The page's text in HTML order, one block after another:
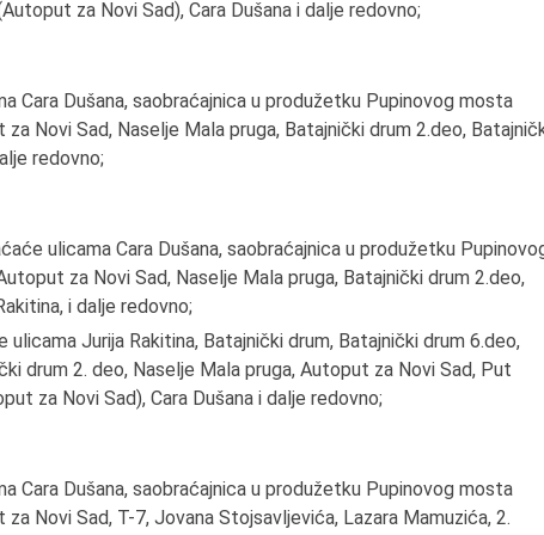
za Novi Sad), Cara Dušana i dalje redovno;
Cara Dušana, saobraćajnica u produžetku Pupinovog mosta
Novi Sad, Naselje Mala pruga, Batajnički drum 2.deo,
redovno;
ulicama Cara Dušana, saobraćajnica u produžetku
za Novi Sad, Naselje Mala pruga, Batajnički drum 2.deo,
i dalje redovno;
ulicama Jurija Rakitina, Batajnički drum, Batajnički drum 6.deo,
drum 2. deo, Naselje Mala pruga, Аutoput za Novi Sad, Put
za Novi Sad), Cara Dušana i dalje redovno;
Cara Dušana, saobraćajnica u produžetku Pupinovog mosta
Novi Sad, T-7, Jovana Stojsavljevića, Lazara Mamuzića, 2.